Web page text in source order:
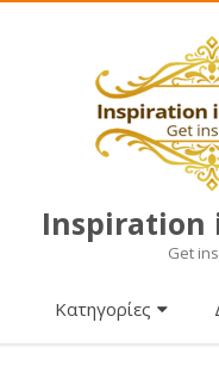
Inspiration
Get
Κατηγορίες